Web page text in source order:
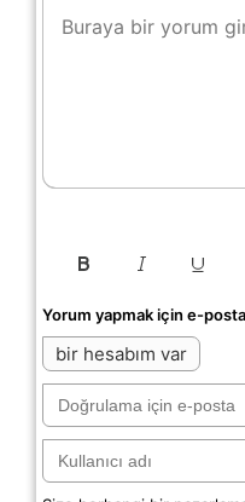
Yorum yapmak için e-
bir hesabım var